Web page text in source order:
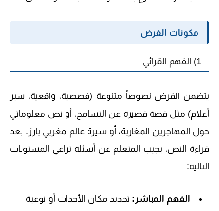
مكونات الفرض
1) الفهم القرائي
يتضمن الفرض نصوصاً متنوعة (قصصية، واقعية، سير
أعلام) مثل قصة قصيرة عن التسامح، أو نص معلوماتي
حول المهاجرين المغاربة، أو سيرة عالم مغربي بارز. بعد
قراءة النص، يجيب المتعلم عن أسئلة تراعي المستويات
التالية:
الفهم المباشر: تحديد مكان الأحداث أو نوعية